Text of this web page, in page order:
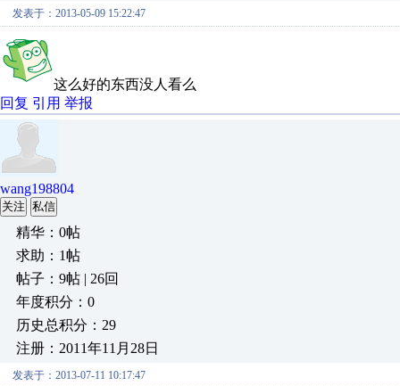
发表于：2013-05-09 15:22:47
这么好的东西没人看么
回复 引用 举报
wang198804
关注 私信
精华：0帖
求助：1帖
帖子：9帖 | 26回
年度积分：0
历史总积分：29
注册：2011年11月28日
发表于：2013-07-11 10:17:47